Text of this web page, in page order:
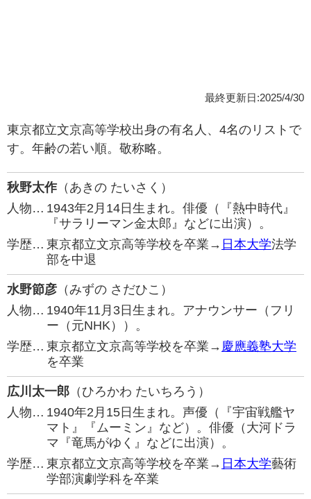
最終更新日:2025/4/30
東京都立文京高等学校出身の有名人、4名のリストで
す。年齢の若い順。敬称略。
秋野太作（あきの たいさく）
人物… 1943年2月14日生まれ。俳優（『熱中時代』
『サラリーマン金太郎』などに出演）。
学歴… 東京都立文京高等学校を卒業→ 日本大学法学
部を中退
水野節彦 （みずの さだひこ）
人物… 1940年11月3日生まれ。アナウンサー（フリ
ー（元NHK））。
学歴… 東京都立文京高等学校を卒業→ 慶應義塾大学
を卒業
広川太一郎 （ひろかわ たいちろう）
人物… 1940年2月15日生まれ。声優（『宇宙戦艦ヤ
マト』『ムーミン』など）。俳優（大河ドラ
マ『竜馬がゆく』などに出演）。
学歴… 東京都立文京高等学校を卒業→ 日本大学藝術
学部演劇学科を卒業